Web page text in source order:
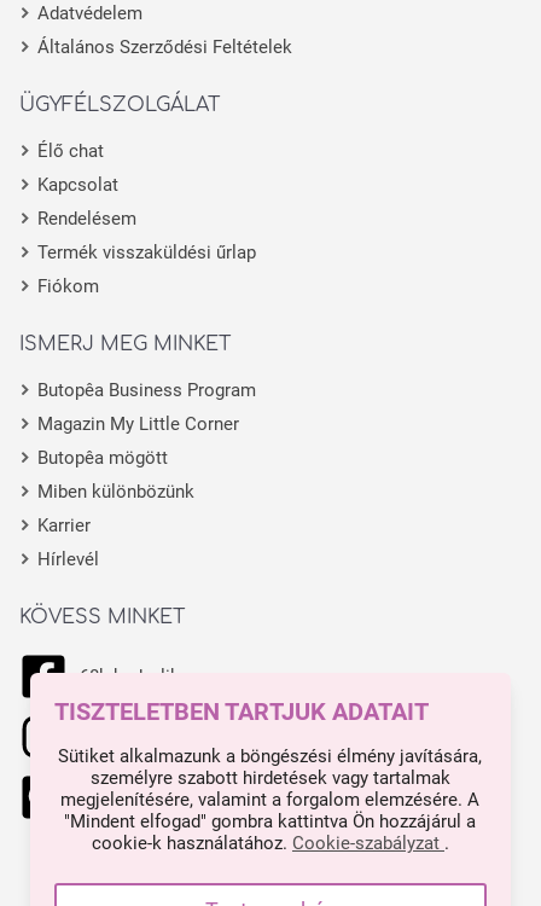
Adatvédelem
Általános Szerződési Feltételek
ÜGYFÉLSZOLGÁLAT
Élő chat
Kapcsolat
Rendelésem
Termék visszaküldési űrlap
Fiókom
ISMERJ MEG MINKET
Butopêa Business Program
Magazin My Little Corner
Butopêa mögött
Miben különbözünk
Karrier
Hírlevél
KÖVESS MINKET
68k kedvelik
444 kedvelik
TISZTELETBEN TARTJUK ADATAIT
Sütiket alkalmazunk a böngészési élmény javítására,
személyre szabott hirdetések vagy tartalmak
megjelenítésére, valamint a forgalom elemzésére. A
"Mindent elfogad" gombra kattintva Ön hozzájárul a
cookie-k használatához. Cookie-szabályzat .